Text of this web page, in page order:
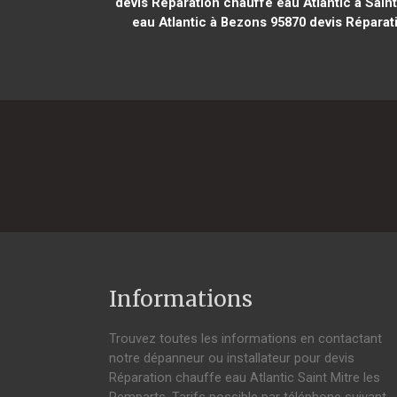
eau Atlantic à Bezons 95870devis
Informations
Trouvez toutes les informations en contactant
notre dépanneur ou installateur pour devis
Réparation chauffe eau Atlantic Saint Mitre les